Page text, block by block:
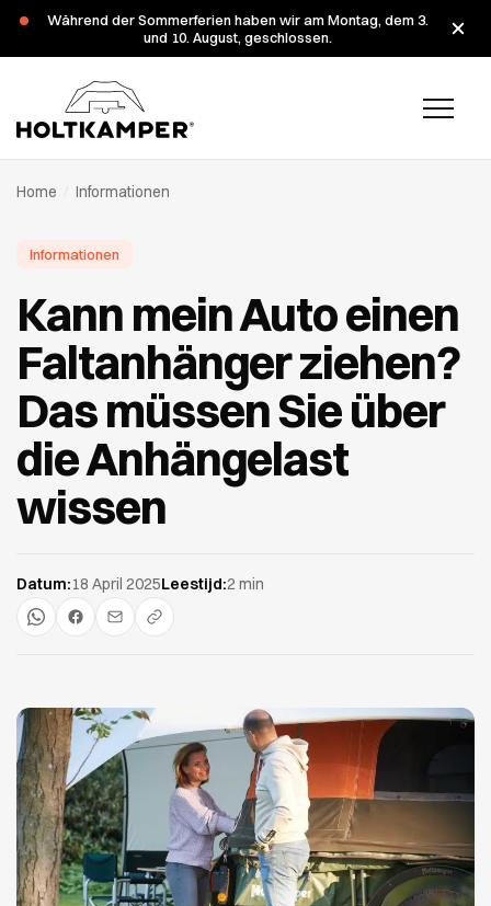
Während der Sommerferien haben wir am Montag, dem 3.
und 10. August, geschlossen.
Home Informationen
Informationen
Kann mein Auto einen
Faltanhänger ziehen?
Das müssen Sie über
die Anhängelast
wissen
Datum:18 April 2025Leestijd:2 min